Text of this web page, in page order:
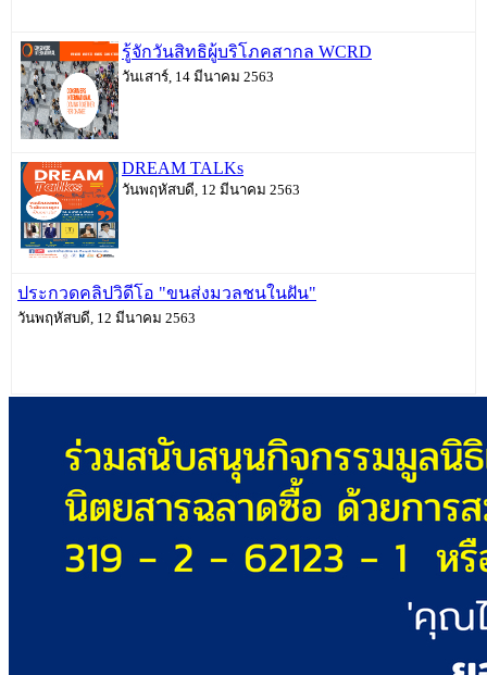
รู้จักวันสิทธิผู้บริโภคสากล WCRD
วันเสาร์, 14 มีนาคม 2563
DREAM TALKs
วันพฤหัสบดี, 12 มีนาคม 2563
ประกวดคลิปวิดีโอ "ขนส่งมวลชนในฝัน"
วันพฤหัสบดี, 12 มีนาคม 2563